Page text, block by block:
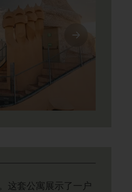
这套公寓展示了一户